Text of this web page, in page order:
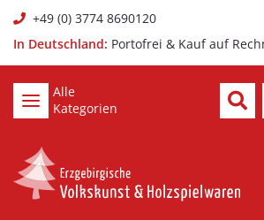
+49 (0) 3774 8690120
In Deutschland: Portofrei & Kauf auf
Alle
Kategorien